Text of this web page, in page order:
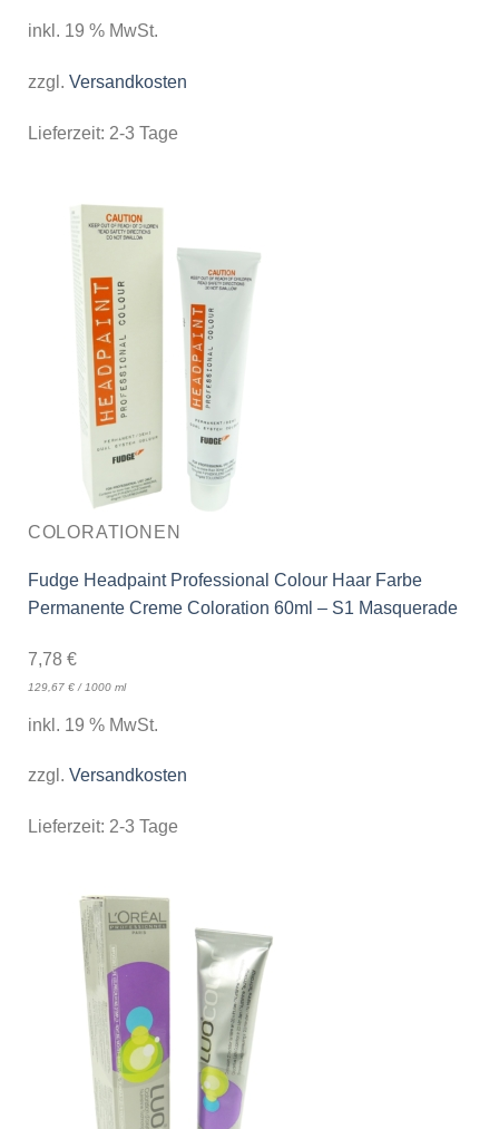
inkl. 19 % MwSt.
zzgl. Versandkosten
Lieferzeit: 2-3 Tage
COLORATIONEN
Fudge Headpaint Professional Colour Haar Farbe
Permanente Creme Coloration 60ml – S1 Masquerade
7,78 €
129,67 €/ 1000 ml
inkl. 19 % MwSt.
zzgl. Versandkosten
Lieferzeit: 2-3 Tage